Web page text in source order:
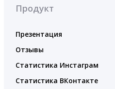
Продукт
Презентация
Отзывы
Статистика Инстаграм
Статистика ВКонтакте